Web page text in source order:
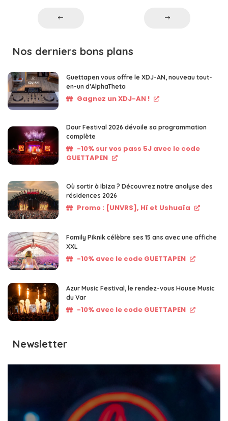
Nos derniers bons plans
Guettapen vous offre le XDJ-AN, nouveau tout-
en-un d’AlphaTheta
Gagnez un XDJ-AN !
Dour Festival 2026 dévoile sa programmation
complète
-10% sur vos pass 5J avec le code
GUETTAPEN
Où sortir à Ibiza ? Découvrez notre analyse des
résidences 2026
Promo : [UNVRS], Hï et Ushuaïa
Family Piknik célèbre ses 15 ans avec une affiche
XXL
-10% avec le code GUETTAPEN
Azur Music Festival, le rendez-vous House Music
du Var
-10% avec le code GUETTAPEN
Newsletter